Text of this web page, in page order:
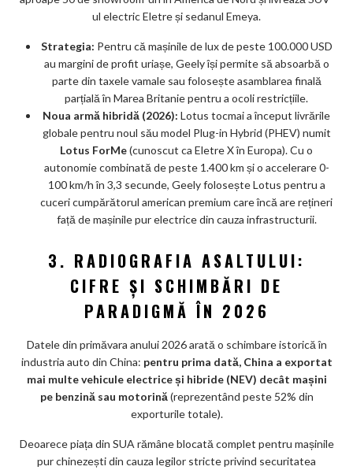
ul electric Eletre și sedanul Emeya.
Strategia: Pentru că mașinile de lux de peste 100.000 USD
au margini de profit uriașe, Geely își permite să absoarbă o
parte din taxele vamale sau folosește asamblarea finală
parțială în Marea Britanie pentru a ocoli restricțiile.
Noua armă hibridă (2026): Lotus tocmai a început livrările
globale pentru noul său model Plug-in Hybrid (PHEV) numit
Lotus ForMe(cunoscut ca Eletre X în Europa). Cu o
autonomie combinată de peste 1.400 km și o accelerare 0-
100 km/h în 3,3 secunde, Geely folosește Lotus pentru a
cuceri cumpărătorul american premium care încă are rețineri
față de mașinile pur electrice din cauza infrastructurii.
3. RADIOGRAFIA ASALTULUI:
CIFRE ȘI SCHIMBĂRI DE
PARADIGMĂ ÎN 2026
Datele din primăvara anului 2026 arată o schimbare istorică în
industria auto din China: pentru prima dată, China a exportat
mai multe vehicule electrice și hibride (NEV) decât mașini
pe benzină sau motorină(reprezentând peste 52% din
exporturile totale).
Deoarece piața din SUA rămâne blocată complet pentru mașinile
pur chinezești din cauza legilor stricte privind securitatea